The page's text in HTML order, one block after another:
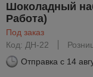
Шоколадный
Работа)
Под заказ
Код: ДН-22
Отправка с 14